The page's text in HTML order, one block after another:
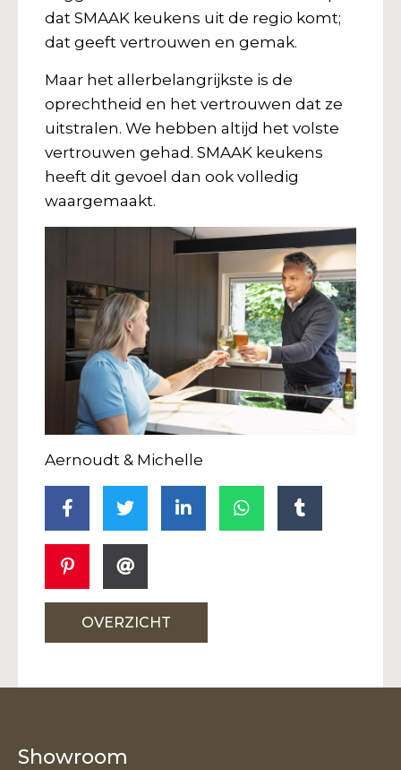
dat SMAAK keukens uit de regio komt;
dat geeft vertrouwen en gemak.
Maar het allerbelangrijkste is de
oprechtheid en het vertrouwen dat ze
uitstralen. We hebben altijd het volste
vertrouwen gehad. SMAAK keukens
heeft dit gevoel dan ook volledig
waargemaakt.
Aernoudt & Michelle
OVERZICHT
Showroom